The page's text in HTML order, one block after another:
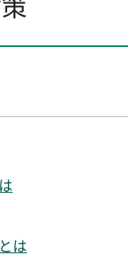
は